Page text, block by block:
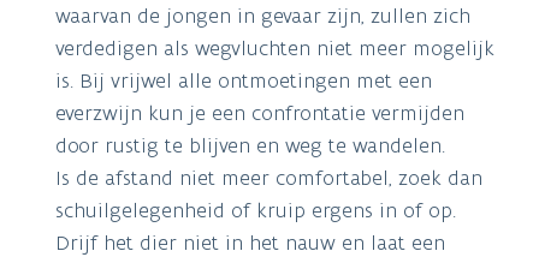
waarvan de jongen in gevaar zijn, zullen zich
verdedigen als wegvluchten niet meer mogelijk
is. Bij vrijwel alle ontmoetingen met een
everzwijn kun je een confrontatie vermijden
door rustig te blijven en weg te wandelen.
Is de afstand niet meer comfortabel, zoek dan
schuilgelegenheid of kruip ergens in of op.
Drijf het dier niet in het nauw en laat een